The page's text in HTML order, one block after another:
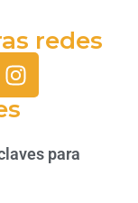
redes
para